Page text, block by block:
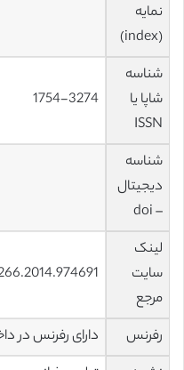
نمایه
(index)
شناسه
شاپا یا
ISSN
1754-3274
شناسه
دیجیتال
– doi
لینک
سایت
مرجع
رفرنس دارای رفرنس در